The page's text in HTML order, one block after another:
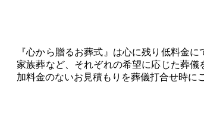
『心から贈るお葬式』は心に残り低料金
家族葬など、それぞれの希望に応じた葬
加料金のないお見積もりを葬儀打合せ時に